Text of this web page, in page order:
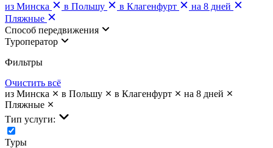
из Минска
в Польшу в Клагенфурт
на 8 дней
Пляжные
Cпособ передвижения
Туроператор
Фильтры
Очистить всё
из Минска
в Польшу в Клагенфурт
на 8 дней
Пляжные
Тип услуги:
Туры